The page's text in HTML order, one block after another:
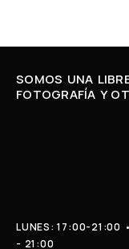
SOMOS UNA
FOTOGRAFÍA Y
LUNES: 17:00-21:00
- 21:00